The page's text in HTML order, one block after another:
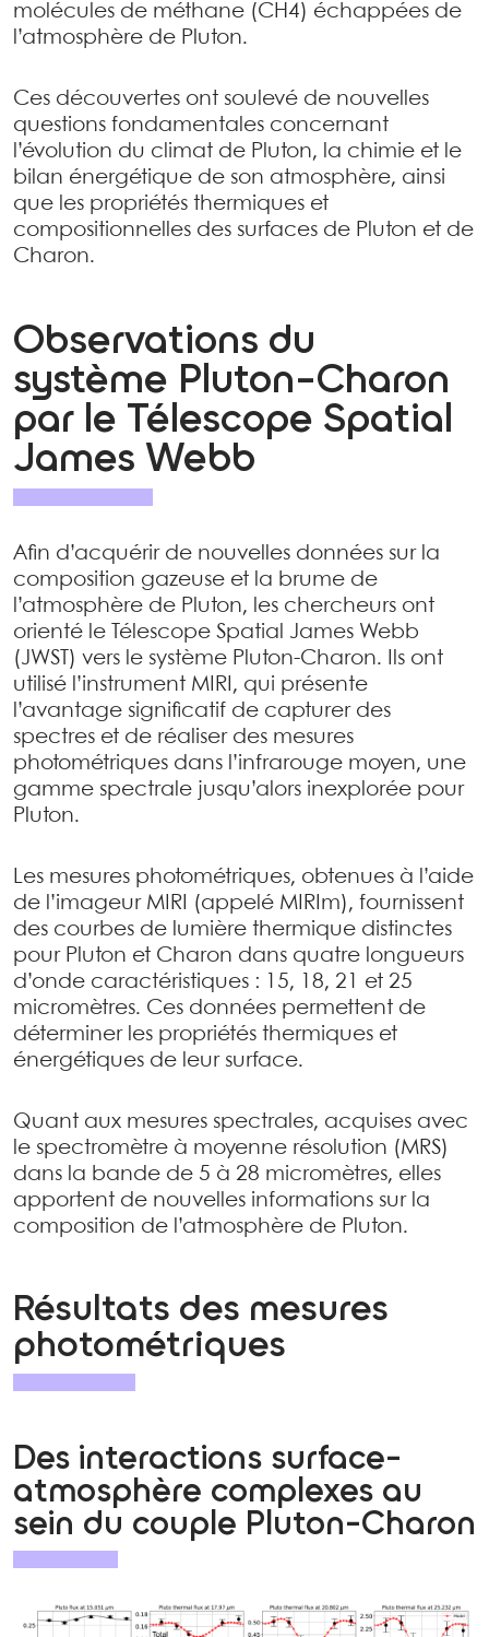
molécules de méthane (CH4) échappées de
l’atmosphère de Pluton.
Ces découvertes ont soulevé de nouvelles
questions fondamentales concernant
l’évolution du climat de Pluton, la chimie et le
bilan énergétique de son atmosphère, ainsi
que les propriétés thermiques et
compositionnelles des surfaces de Pluton et de
Charon.
Observations du
système Pluton-Charon
par le Télescope Spatial
James Webb
Afin d’acquérir de nouvelles données sur la
composition gazeuse et la brume de
l’atmosphère de Pluton, les chercheurs ont
orienté le Télescope Spatial James Webb
(JWST) vers le système Pluton-Charon. Ils ont
utilisé l’instrument MIRI, qui présente
l’avantage significatif de capturer des
spectres et de réaliser des mesures
photométriques dans l’infrarouge moyen, une
gamme spectrale jusqu’alors inexplorée pour
Pluton.
Les mesures photométriques, obtenues à l’aide
de l’imageur MIRI (appelé MIRIm), fournissent
des courbes de lumière thermique distinctes
pour Pluton et Charon dans quatre longueurs
d’onde caractéristiques : 15, 18, 21 et 25
micromètres. Ces données permettent de
déterminer les propriétés thermiques et
énergétiques de leur surface.
Quant aux mesures spectrales, acquises avec
le spectromètre à moyenne résolution (MRS)
dans la bande de 5 à 28 micromètres, elles
apportent de nouvelles informations sur la
composition de l’atmosphère de Pluton.
Résultats des mesures
photométriques
Des interactions surface-
atmosphère complexes au
sein du couple Pluton-Charon